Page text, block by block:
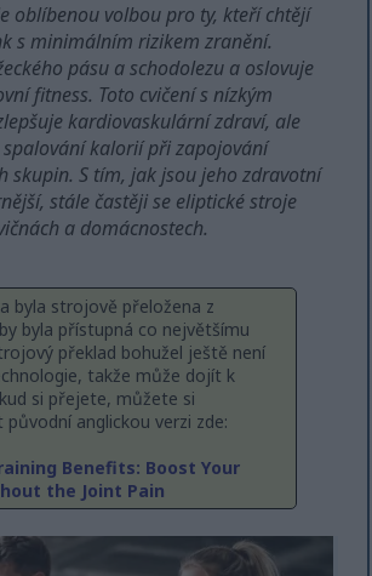
oblíbenou volbou pro ty, kteří chtějí
s minimálním rizikem zranění.
pásu a schodolezu a oslovuje
fitness. Toto cvičení s nízkým
kardiovaskulární zdraví, ale
kalorií při zapojování
skupin. S tím, jak jsou jeho zdravotní
stále častěji se eliptické stroje
a domácnostech.
byla strojově přeložena z
byla přístupná co největšímu
překlad bohužel ještě není
takže může dojít k
si přejete, můžete si
anglickou verzi zde:
Benefits: Boost Your
the Joint Pain